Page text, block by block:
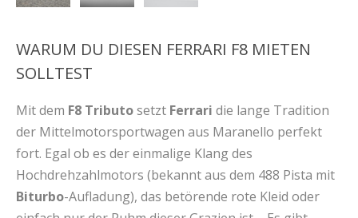
WARUM DU DIESEN FERRARI F8 MIETEN
SOLLTEST
Mit dem F8 Tributosetzt Ferrari die lange Tradition
der Mittelmotorsportwagen aus Maranello perfekt
fort. Egal ob es der einmalige Klang des
Hochdrehzahlmotors (bekannt aus dem 488 Pista mit
Biturbo-Aufladung), das betörende rote Kleid oder